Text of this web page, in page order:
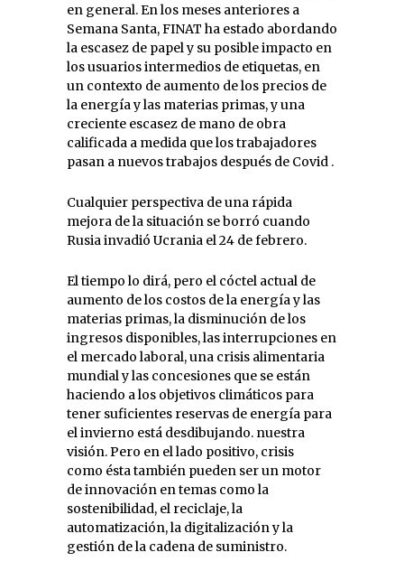
en general. En los meses anteriores a
Semana Santa, FINAT ha estado abordando
la escasez de papel y su posible impacto en
los usuarios intermedios de etiquetas, en
un contexto de aumento de los precios de
la energía y las materias primas, y una
creciente escasez de mano de obra
calificada a medida que los trabajadores
pasan a nuevos trabajos después de Covid .
Cualquier perspectiva de una rápida
mejora de la situación se borró cuando
Rusia invadió Ucrania el 24 de febrero.
El tiempo lo dirá, pero el cóctel actual de
aumento de los costos de la energía y las
materias primas, la disminución de los
ingresos disponibles, las interrupciones en
el mercado laboral, una crisis alimentaria
mundial y las concesiones que se están
haciendo a los objetivos climáticos para
tener suficientes reservas de energía para
el invierno está desdibujando. nuestra
visión. Pero en el lado positivo, crisis
como ésta también pueden ser un motor
de innovación en temas como la
sostenibilidad, el reciclaje, la
automatización, la digitalización y la
gestión de la cadena de suministro.